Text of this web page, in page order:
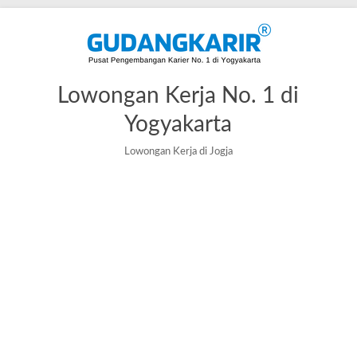
Lowongan Kerja No. 1 di
Yogyakarta
Lowongan Kerja di Jogja